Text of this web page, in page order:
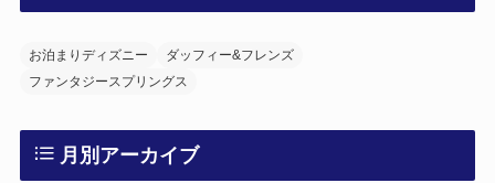
お泊まりディズニー
ダッフィー&フレンズ
ファンタジースプリングス
月別アーカイブ